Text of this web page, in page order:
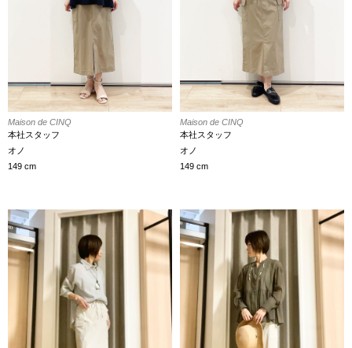
Maison de CINQ
本社スタッフ
オノ
149 cm
Maison de CINQ
本社スタッフ
オノ
149 cm